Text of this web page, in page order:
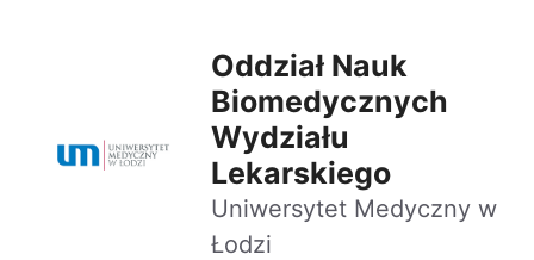
Oddział Nauk
Biomedycznych
Wydziału
Lekarskiego
Uniwersytet Medyczny w
Łodzi